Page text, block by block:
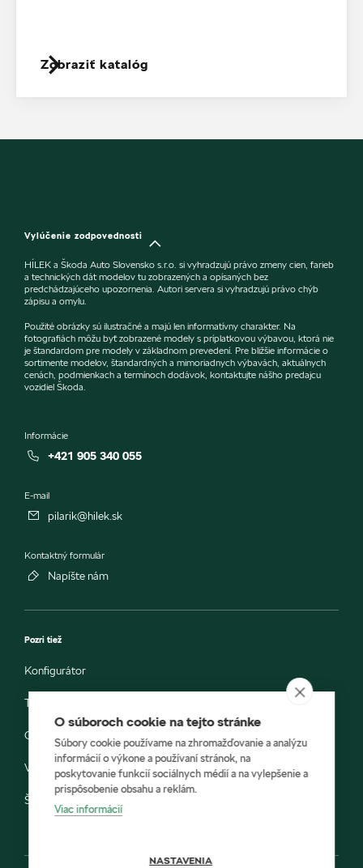
Zobraziť katalóg
Vylúčenie zodpovednosti
HÍLEK a Škoda Auto Slovensko s.r.o. si vyhradzujú právo zmeny cien, farieb
a technických dát modelov tu zobrazených a opísaných bez
predchádzajúceho upozornenia. Autori servera si vyhradzujú právo chýb
zápisu a omylu.
Použité obrázky sú ilustračné a majú len informatívny charakter. Na
fotografiách môžu byť zobrazené modely s príplatkovou výbavou, ktorá nie
je štandardom pre modely v základnom prevedení. Pre bližšie informácie o
sortimente modelov, štandardných a mimoriadnych výbavách, aktuálnych
cenách, podmienkach a termínoch dodávok, kontaktujte nášho predajcu
vozidiel Škoda.
Informácie
+421 905 340 055
E-mail
pilarik@hilek.sk
Kontaktný formulár
Napíšte nám
Pozri tiež
Konfigurátor
Testovacia jazda
Objednávka do servisu
Vozidlá ihneď k odberu
Škoda E-shop
O súboroch cookie na tejto stránke
Súbory cookie používame na zhromažďovanie a analýzu
informácií o výkone a používaní stránok, na
poskytovanie funkcií sociálnych médií a na vylepšenie a
prispôsobenie obsahu a reklám.
Viac informácií
NASTAVENIA